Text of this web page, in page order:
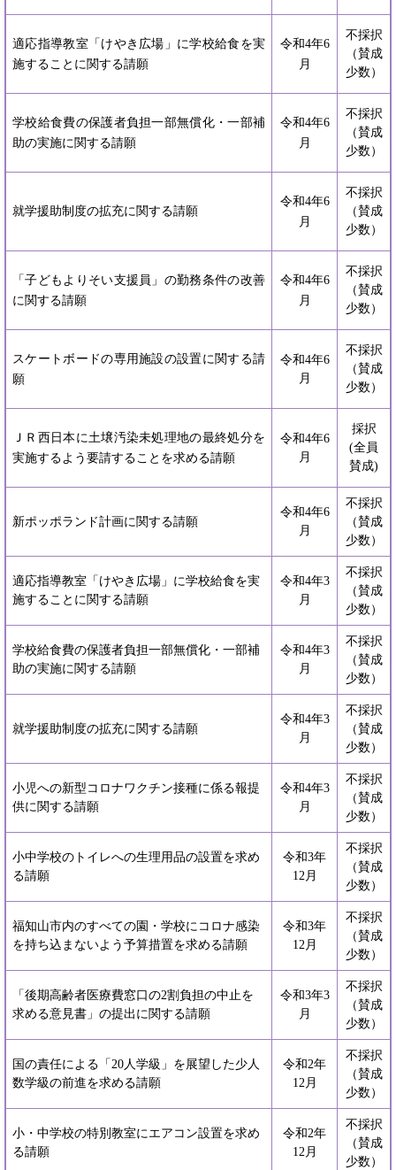
適応指導教室「けやき広場」に学校給食を実
施することに関する請願
令和4年6
月
不採択
（賛成
少数）
学校給食費の保護者負担一部無償化・一部補
助の実施に関する請願
令和4年6
月
不採択
（賛成
少数）
就学援助制度の拡充に関する請願
令和4年6
月
不採択
（賛成
少数）
「子どもよりそい支援員」の勤務条件の改善
に関する請願
令和4年6
月
不採択
（賛成
少数）
スケートボードの専用施設の設置に関する請
願
令和4年6
月
不採択
（賛成
少数）
ＪＲ西日本に土壌汚染未処理地の最終処分を
実施するよう要請することを求める請願
令和4年6
月
採択
(全員
賛成)
新ポッポランド計画に関する請願
令和4年6
月
不採択
（賛成
少数）
適応指導教室「けやき広場」に学校給食を実
施することに関する請願
令和4年3
月
不採択
（賛成
少数）
学校給食費の保護者負担一部無償化・一部補
助の実施に関する請願
令和4年3
月
不採択
（賛成
少数）
就学援助制度の拡充に関する請願
令和4年3
月
不採択
（賛成
少数）
小児への新型コロナワクチン接種に係る報提
供に関する請願
令和4年3
月
不採択
（賛成
少数）
小中学校のトイレへの生理用品の設置を求め
る請願
令和3年
12月
不採択
（賛成
少数）
福知山市内のすべての園・学校にコロナ感染
を持ち込まないよう予算措置を求める請願
令和3年
12月
不採択
（賛成
少数）
「後期高齢者医療費窓口の2割負担の中止を
求める意見書」の提出に関する請願
令和3年3
月
不採択
（賛成
少数）
国の責任による「20人学級」を展望した少人
数学級の前進を求める請願
令和2年
12月
不採択
（賛成
少数）
小・中学校の特別教室にエアコン設置を求め
る請願
令和2年
12月
不採択
（賛成
少数）